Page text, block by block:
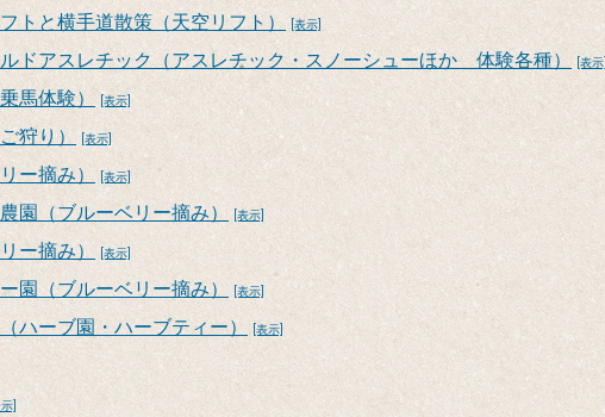
トと横手道散策（天空リフト） [表示]
ドアスレチック（アスレチック・スノーシューほか 体験各種） [表示]
馬体験） [表示]
狩り） [表示]
ー摘み） [表示]
園（ブルーベリー摘み） [表示]
ー摘み） [表示]
園（ブルーベリー摘み） [表示]
ハーブ園・ハーブティー） [表示]
]